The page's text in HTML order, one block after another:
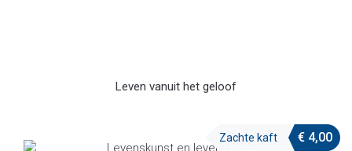
Leven vanuit het geloof
Zachte kaft € 4,00